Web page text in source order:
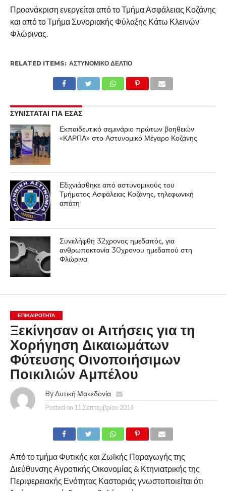
Προανάκριση ενεργείται από το Τμήμα Ασφάλειας Κοζάνης
και από το Τμήμα Συνοριακής Φύλαξης Κάτω Κλεινών
Φλώρινας.
RELATED ITEMS: ΑΣΤΥΝΟΜΙΚΌ ΔΕΛΤΊΟ
ΣΥΝΙΣΤΑΤΑΙ ΓΙΑ ΕΣΑΣ
Εκπαιδευτικό σεμινάριο πρώτων βοηθειών
«ΚΑΡΠΑ» στο Αστυνομικό Μέγαρο Κοζάνης
Εξιχνιάσθηκε από αστυνομικούς του
Τμήματος Ασφάλειας Κοζάνης, τηλεφωνική
απάτη
Συνελήφθη 32χρονος ημεδαπός, για
ανθρωποκτονία 30χρονου ημεδαπού στη
Φλώρινα
ΕΠΙΚΑΙΡΟΤΗΤΑ
Ξεκίνησαν οι Αιτήσεις για τη
Χορήγηση Δικαιωμάτων
Φύτευσης Οινοποιήσιμων
Ποικιλιών Αμπέλου
By Δυτική Μακεδονία
Posted on 11 Σεπτεμβρίου 2014
Από το τμήμα Φυτικής και Ζωϊκής Παραγωγής της
Διεύθυνσης Αγροτικής Οικονομίας & Κτηνιατρικής της
Περιφερειακής Ενότητας Καστοριάς γνωστοποιείται ότι